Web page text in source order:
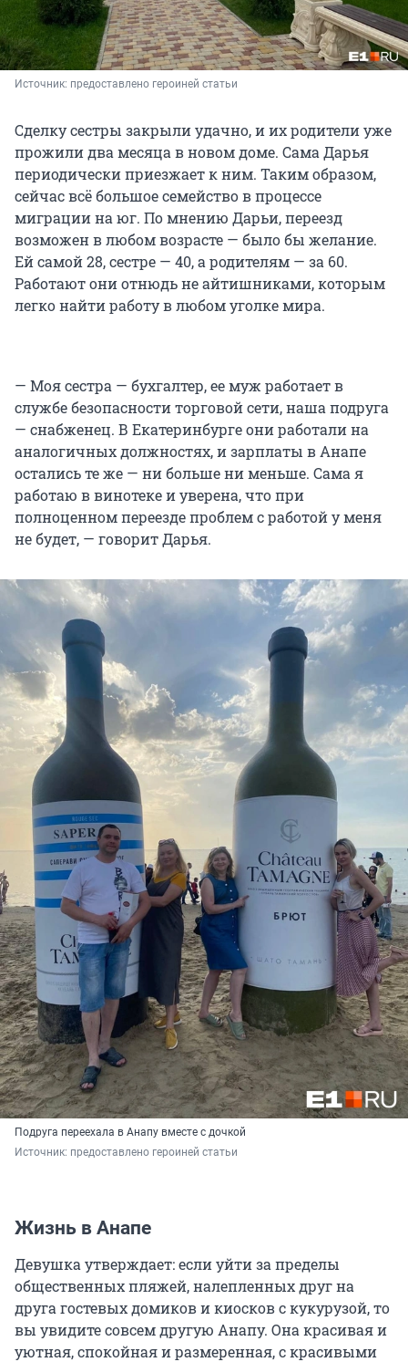
Источник: предоставлено героиней статьи
Сделку сестры закрыли удачно, и их родители уже
прожили два месяца в новом доме. Сама Дарья
периодически приезжает к ним. Таким образом,
сейчас всё большое семейство в процессе
миграции на юг. По мнению Дарьи, переезд
возможен в любом возрасте — было бы желание.
Ей самой 28, сестре — 40, а родителям — за 60.
Работают они отнюдь не айтишниками, которым
легко найти работу в любом уголке мира.
— Моя сестра — бухгалтер, ее муж работает в
службе безопасности торговой сети, наша подруга
— снабженец. В Екатеринбурге они работали на
аналогичных должностях, и зарплаты в Анапе
остались те же — ни больше ни меньше. Сама я
работаю в винотеке и уверена, что при
полноценном переезде проблем с работой у меня
не будет, — говорит Дарья.
Подруга переехала в Анапу вместе с дочкой
Источник: предоставлено героиней статьи
Жизнь в Анапе
Девушка утверждает: если уйти за пределы
общественных пляжей, налепленных друг на
друга гостевых домиков и киосков с кукурузой, то
вы увидите совсем другую Анапу. Она красивая и
уютная, спокойная и размеренная, с красивыми